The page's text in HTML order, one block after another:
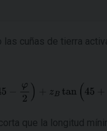
cuñas de tierra
que la longitud